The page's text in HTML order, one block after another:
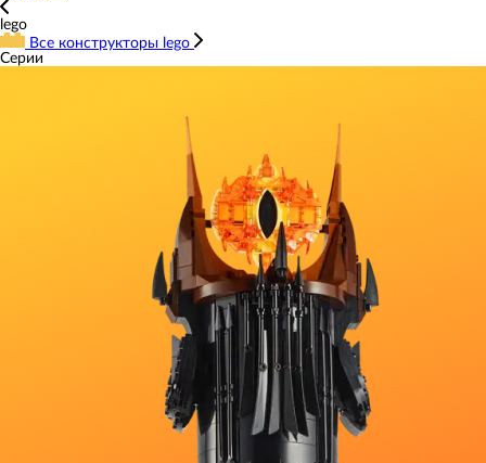
lego
Все конструкторы lego
Серии